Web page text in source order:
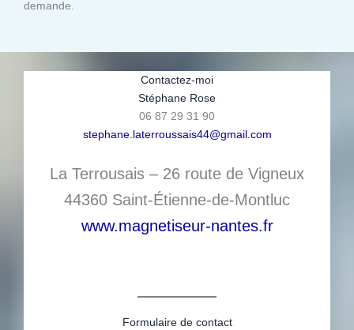
demande.
Contactez-moi
Stéphane Rose
06 87 29 31 90
stephane.laterroussais44@gmail.com
La Terrousais – 26 route de Vigneux
44360 Saint-Étienne-de-Montluc
www.magnetiseur-nantes.fr
Formulaire de contact